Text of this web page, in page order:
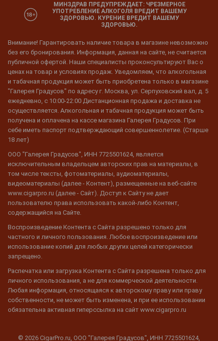
МИНЗДРАВ ПРЕДУПРЕЖДАЕТ: ЧРЕЗМЕРНОЕ
УПОТРЕБЛЕНИЕ АЛКОГОЛЯ ВРЕДИТ ВАШЕМУ
ЗДОРОВЬЮ. КУРЕНИЕ ВРЕДИТ ВАШЕМУ
ЗДОРОВЬЮ.
Внимание! Гарантировать наличие товара в магазине невозможно
без его бронирования. Информация, данная на сайте, не считается
публичной офертой. Наши специалисты проконсультируют Вас о
ценах на товар и условиях продаж. Уведомляем, что алкогольная
и табачная продукция может быть приобретена только в магазине
"Галерея Градусов" по адресу г. Москва, ул. Серпуховский вал, д. 5
ежедневно, с 10:00-22:00 Дистанционная продажа и доставка не
осуществляется. Алкогольная и табачная продукция может быть
получена и оплачена на кассе магазина Галерея Градусов. При
себе иметь паспорт подтверждающий совершеннолетие. (Старше
18 лет)
ООО "Галерея Градусов", ИНН 7725501624, является
исключительным владельцем авторских прав на материалы, в
том числе тексты, фотоматериалы, аудиоматериалы,
видеоматериалы (далее - Контент), размещенные на веб-сайте
www.cigarpro.ru (далее - Сайт). Доступ к Сайту не дает
пользователю права использовать какой-либо Контент,
содержащийся на Сайте.
Воспроизведение Контента с Сайта разрешено только для
частного и личного пользования. Любое воспроизведение или
использование копий для любых других целей категорически
запрещено.
Распечатка или загрузка Контента с Сайта разрешена только для
личного использования, а не для коммерческой деятельности.
Любая информация, относящаяся к авторскому праву или праву
собственности, не может быть изменена, и при ее использовании
обязательна активная гиперссылка на сайт www.cigarpro.ru
© 2026 CigarPro.ru, ООО "Галерея Градусов", ИНН 7725501624,